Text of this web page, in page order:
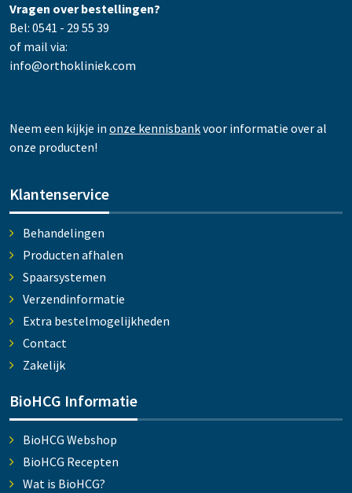
Vragen over bestellingen?
Bel: 0541 - 29 55 39
of mail via:
info@orthokliniek.com
Neem een kijkje in onze kennisbankvoor informatie over al
onze producten!
Klantenservice
Behandelingen
Producten afhalen
Spaarsystemen
Verzendinformatie
Extra bestelmogelijkheden
Contact
Zakelijk
BioHCG Informatie
BioHCG Webshop
BioHCG Recepten
Wat is BioHCG?